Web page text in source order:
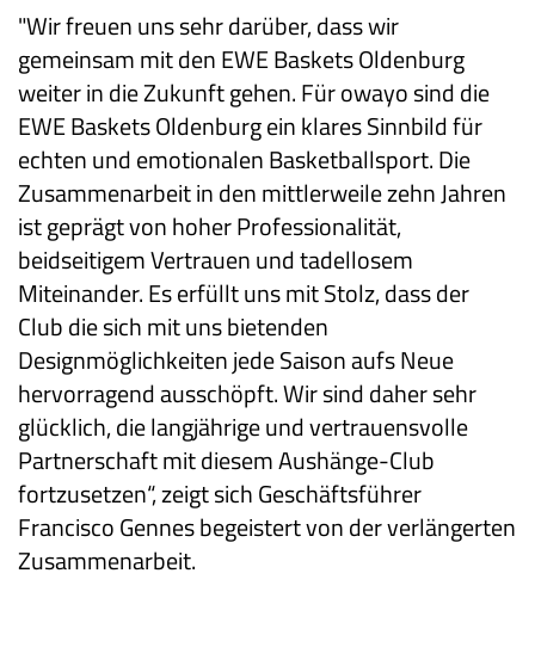
"Wir freuen uns sehr darüber, dass wir
gemeinsam mit den EWE Baskets Oldenburg
weiter in die Zukunft gehen. Für owayo sind die
EWE Baskets Oldenburg ein klares Sinnbild für
echten und emotionalen Basketballsport. Die
Zusammenarbeit in den mittlerweile zehn Jahren
ist geprägt von hoher Professionalität,
beidseitigem Vertrauen und tadellosem
Miteinander. Es erfüllt uns mit Stolz, dass der
Club die sich mit uns bietenden
Designmöglichkeiten jede Saison aufs Neue
hervorragend ausschöpft. Wir sind daher sehr
glücklich, die langjährige und vertrauensvolle
Partnerschaft mit diesem Aushänge-Club
fortzusetzen“, zeigt sich Geschäftsführer
Francisco Gennes begeistert von der verlängerten
Zusammenarbeit.